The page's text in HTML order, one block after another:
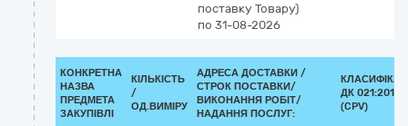
поставку Товару)
по 31-08-2026
КОНКРЕТНА
НАЗВА
ПРЕДМЕТА
ЗАКУПІВЛІ
КІЛЬКІСТЬ
/
ОД.ВИМІРУ
АДРЕСА ДОСТАВКИ /
СТРОК ПОСТАВКИ/
ВИКОНАННЯ РОБІТ/
НАДАННЯ ПОСЛУГ:
ДК 021:2015
(CPV)